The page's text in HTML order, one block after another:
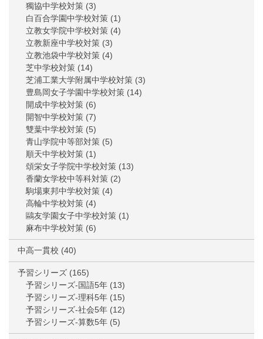
獨協中学校対策 (3)
白百合学園中学校対策 (1)
立教女学院中学校対策 (4)
立教新座中学校対策 (3)
立教池袋中学校対策 (4)
芝中学校対策 (14)
芝浦工業大学附属中学校対策 (3)
豊島岡女子学園中学校対策 (14)
開成中学校対策 (6)
開智中学校対策 (7)
雙葉中学校対策 (5)
青山学院中等部対策 (5)
順天中学校対策 (1)
頌栄女子学院中学校対策 (13)
香蘭女学校中等科対策 (2)
駒場東邦中学校対策 (4)
高輪中学校対策 (4)
鷗友学園女子中学校対策 (1)
麻布中学校対策 (6)
中高一貫校 (40)
予習シリーズ (165)
予習シリーズ-国語5年 (13)
予習シリーズ-理科5年 (15)
予習シリーズ-社会5年 (12)
予習シリーズ-算数5年 (5)